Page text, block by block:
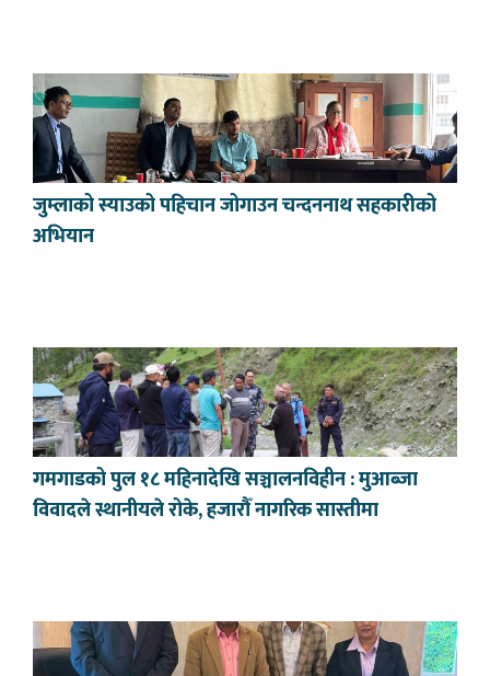
जुम्लाको स्याउको पहिचान जोगाउन चन्दननाथ सहकारीको
अभियान
गमगाडको पुल १८ महिनादेखि सञ्चालनविहीन : मुआब्जा
विवादले स्थानीयले रोके, हजारौँ नागरिक सास्तीमा